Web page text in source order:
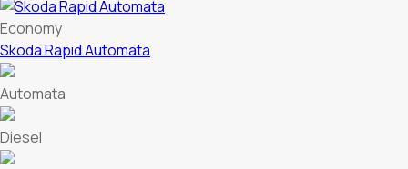
Economy
Skoda Rapid Automata
Automata
Diesel